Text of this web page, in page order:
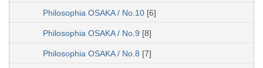
Philosophia OSAKA / No.10 [6]
Philosophia OSAKA / No.9 [8]
Philosophia OSAKA / No.8 [7]